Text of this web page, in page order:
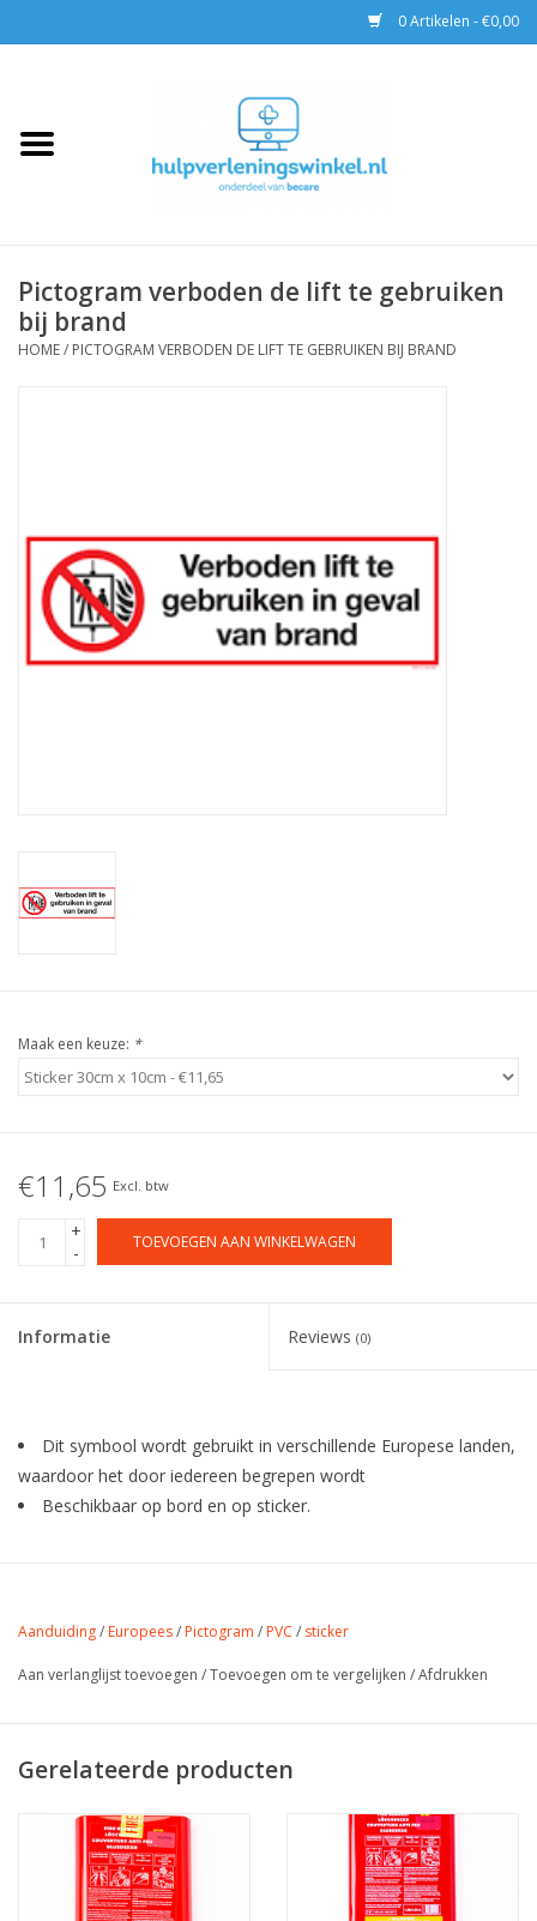
0 Artikelen - €0,00
EHBO
Pictogram verboden de lift te gebruiken
bij brand
HOME/ PICTOGRAM VERBODEN DE LIFT TE GEBRUIKEN BIJ BRAND
Maak een keuze: *
€11,65 Excl. btw
+
-
TOEVOEGEN AAN WINKELWAGEN
Informatie Reviews (0)
Dit symbool wordt gebruikt in verschillende Europese landen,
waardoor het door iedereen begrepen wordt
Beschikbaar op bord en op sticker.
Aanduiding/ Europees/ Pictogram / PVC / sticker
Aan verlanglijst toevoegen /Toevoegen om te vergelijken /Afdrukken
Gerelateerde producten